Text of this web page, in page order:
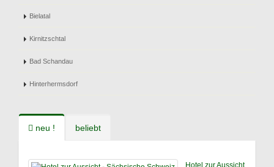
Bielatal
Kirnitzschtal
Bad Schandau
Hinterhermsdorf
neu ! beliebt
Hotel zur Aussicht